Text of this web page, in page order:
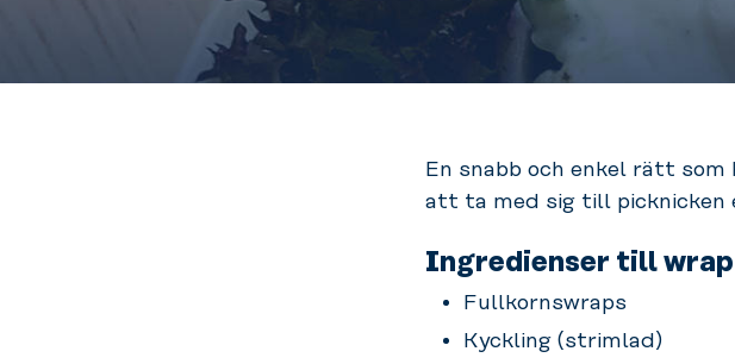
En snabb och enkel rätt som
att ta med sig till picknicken
Ingredienser till wrap
Fullkornswraps
Kyckling (strimlad)